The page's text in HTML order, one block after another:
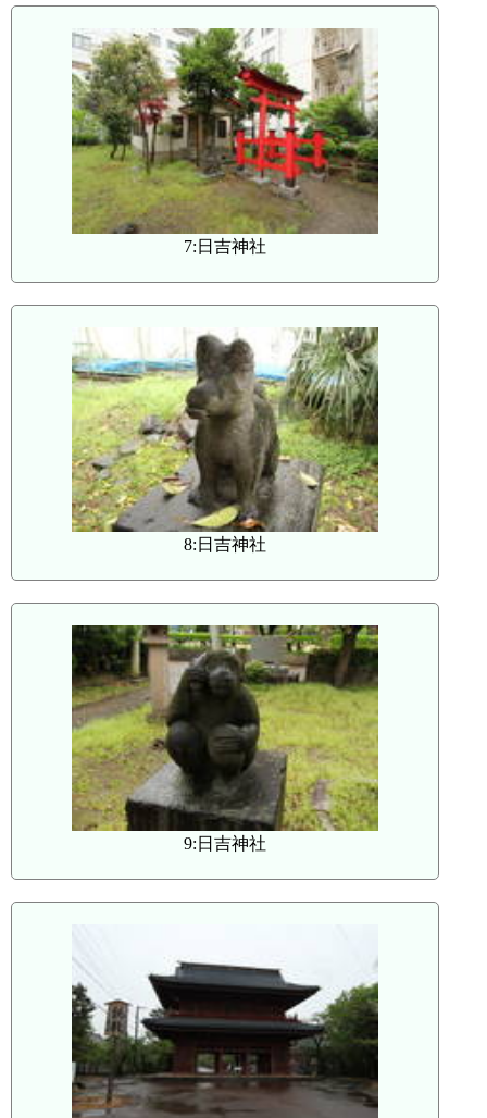
7:日吉神社
8:日吉神社
9:日吉神社